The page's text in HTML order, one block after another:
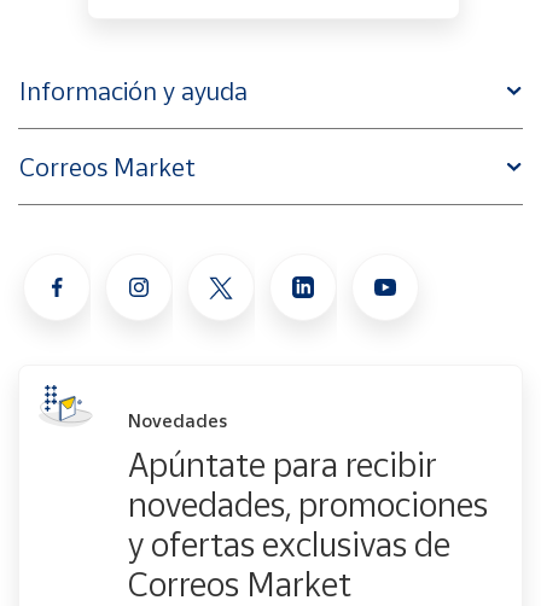
Información y ayuda
Correos Market
Novedades
Apúntate para recibir
novedades, promociones
y ofertas exclusivas de
Correos Market